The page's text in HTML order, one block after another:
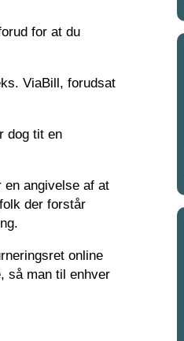
for at du
ViaBill, forudsat
dog tit en
angivelse af at
der forstår
online
så man til enhver